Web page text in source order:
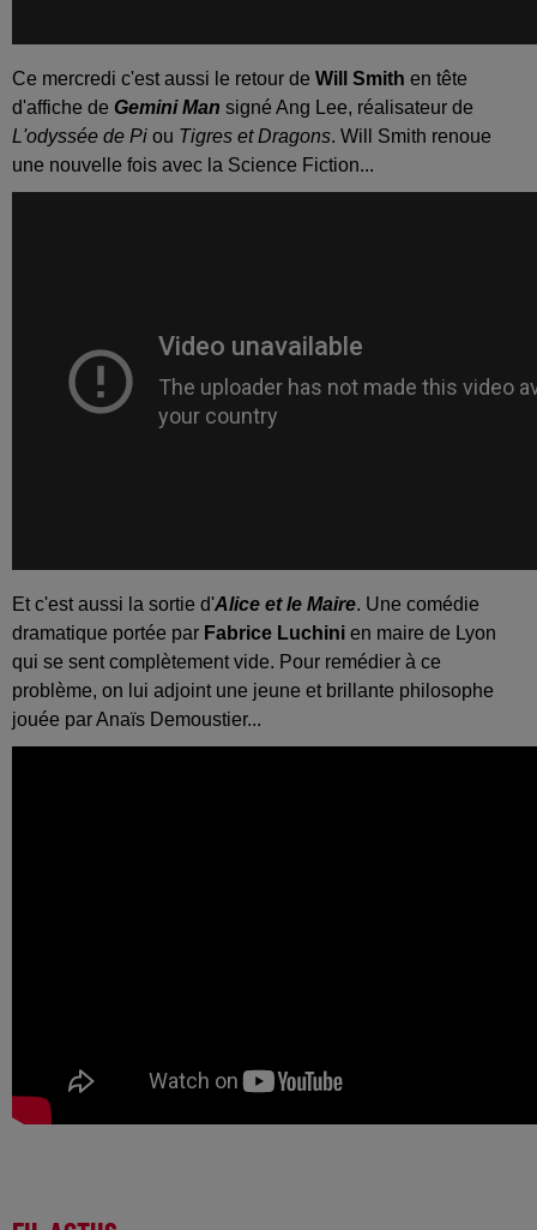
Ce mercredi c'est aussi le retour de Will Smith en tête
d'affiche de Gemini Man signé Ang Lee, réalisateur de
L'odyssée de Pi ou Tigres et Dragons. Will Smith renoue
une nouvelle fois avec la Science Fiction...
Et c'est aussi la sortie d'Alice et le Maire. Une comédie
dramatique portée par Fabrice Luchini en maire de Lyon
qui se sent complètement vide. Pour remédier à ce
problème, on lui adjoint une jeune et brillante philosophe
jouée par Anaïs Demoustier...